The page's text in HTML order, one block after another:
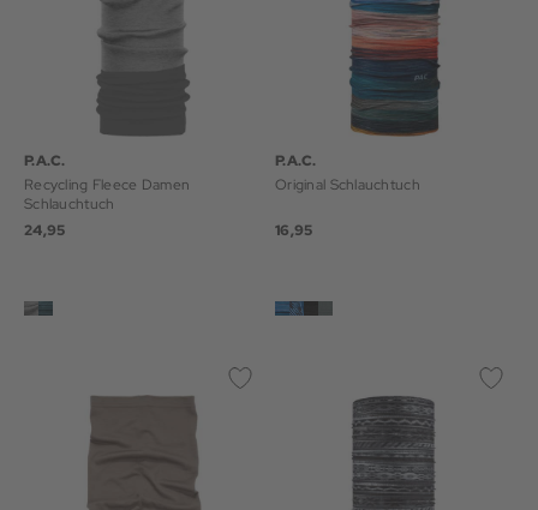
P.A.C.
Recycling Fleece Damen
Schlauchtuch
24,95
P.A.C.
Original Schlauchtuch
16,95